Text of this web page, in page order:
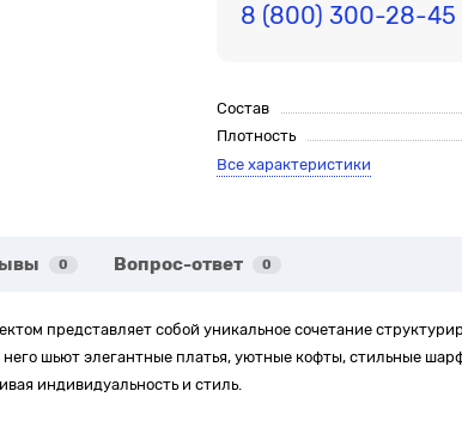
8 (800) 300-28-45
Состав
Плотность
Все характеристики
0 Вопрос-ответ 0
представляет собой уникальное сочетание
шьют элегантные платья, уютные кофты, стильные
индивидуальность и стиль.